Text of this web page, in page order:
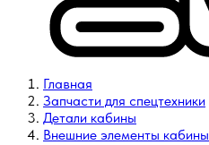
Главная
Запчасти для спецтехники
Детали кабины
Внешние элементы кабины